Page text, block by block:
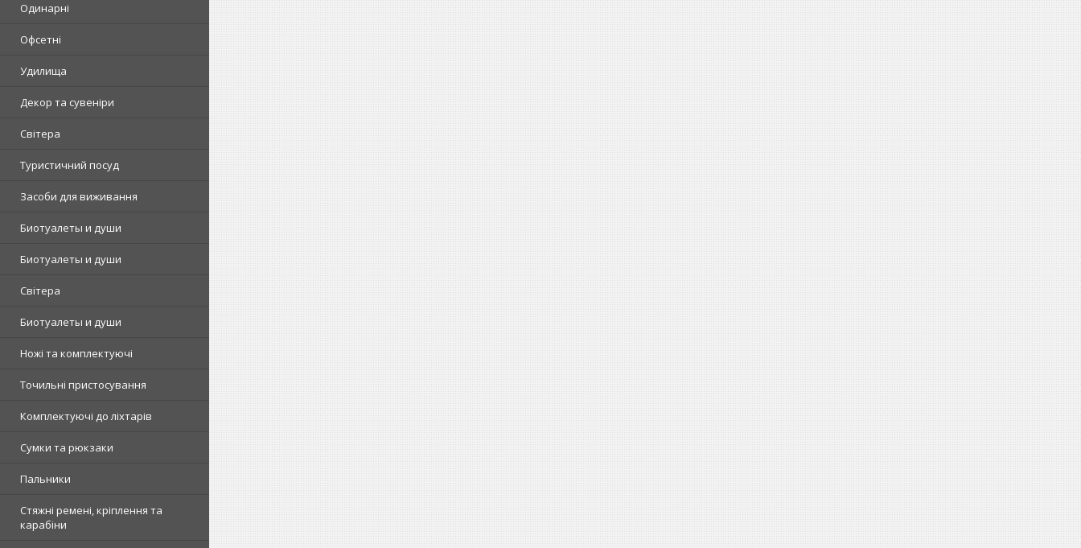
Одинарні
Офсетні
Удилища
Декор та сувеніри
Світера
Туристичний посуд
Засоби для виживання
Биотуалеты и души
Биотуалеты и души
Світера
Биотуалеты и души
Ножі та комплектуючі
Точильні пристосування
Комплектуючі до ліхтарів
Сумки та рюкзаки
Пальники
Стяжні ремені, кріплення та
карабіни